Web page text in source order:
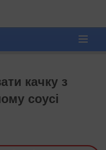
качку з
соусі